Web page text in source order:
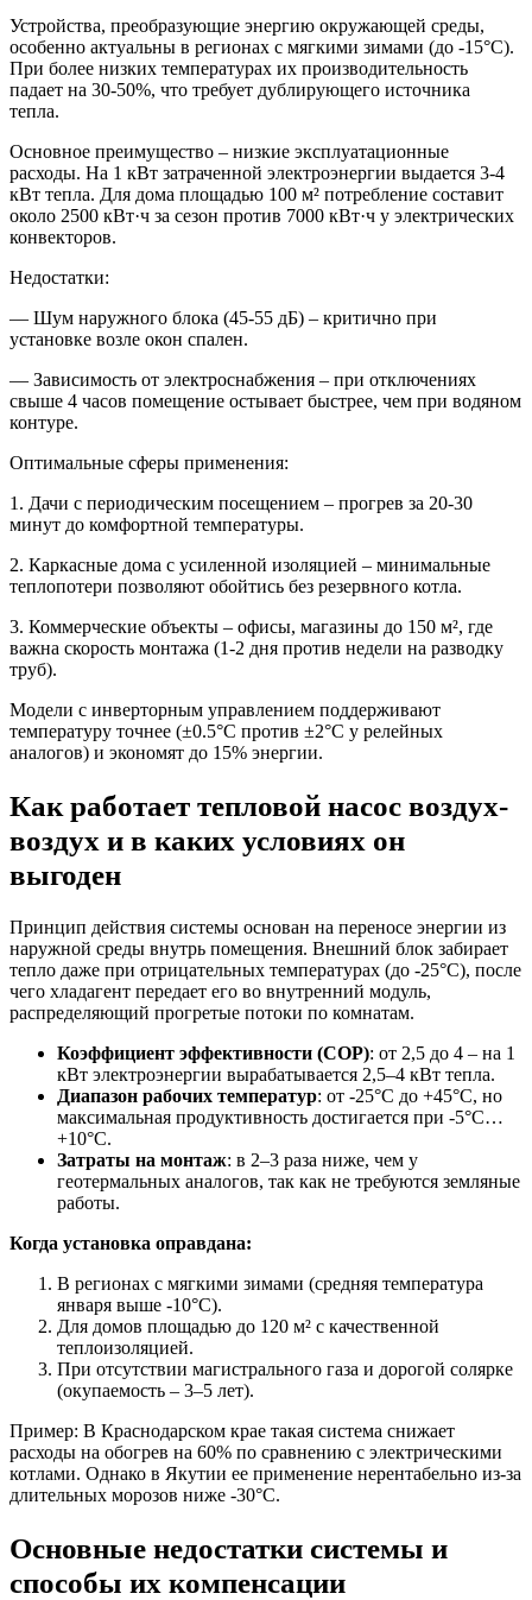
Устройства, преобразующие энергию окружающей среды,
особенно актуальны в регионах с мягкими зимами (до -15°C).
При более низких температурах их производительность
падает на 30-50%, что требует дублирующего источника
тепла.
Основное преимущество – низкие эксплуатационные
расходы. На 1 кВт затраченной электроэнергии выдается 3-4
кВт тепла. Для дома площадью 100 м² потребление составит
около 2500 кВт·ч за сезон против 7000 кВт·ч у электрических
конвекторов.
Недостатки:
— Шум наружного блока (45-55 дБ) – критично при
установке возле окон спален.
— Зависимость от электроснабжения – при отключениях
свыше 4 часов помещение остывает быстрее, чем при водяном
контуре.
Оптимальные сферы применения:
1. Дачи с периодическим посещением – прогрев за 20-30
минут до комфортной температуры.
2. Каркасные дома с усиленной изоляцией – минимальные
теплопотери позволяют обойтись без резервного котла.
3. Коммерческие объекты – офисы, магазины до 150 м², где
важна скорость монтажа (1-2 дня против недели на разводку
труб).
Модели с инверторным управлением поддерживают
температуру точнее (±0.5°C против ±2°C у релейных
аналогов) и экономят до 15% энергии.
Как работает тепловой насос воздух-
воздух и в каких условиях он
выгоден
Принцип действия системы основан на переносе энергии из
наружной среды внутрь помещения. Внешний блок забирает
тепло даже при отрицательных температурах (до -25°C), после
чего хладагент передает его во внутренний модуль,
распределяющий прогретые потоки по комнатам.
Коэффициент эффективности (COP): от 2,5 до 4 – на 1
кВт электроэнергии вырабатывается 2,5–4 кВт тепла.
Диапазон рабочих температур: от -25°C до +45°C, но
максимальная продуктивность достигается при -5°C…
+10°C.
Затраты на монтаж: в 2–3 раза ниже, чем у
геотермальных аналогов, так как не требуются земляные
работы.
Когда установка оправдана:
В регионах с мягкими зимами (средняя температура
января выше -10°C).
Для домов площадью до 120 м² с качественной
теплоизоляцией.
При отсутствии магистрального газа и дорогой солярке
(окупаемость – 3–5 лет).
Пример: В Краснодарском крае такая система снижает
расходы на обогрев на 60% по сравнению с электрическими
котлами. Однако в Якутии ее применение нерентабельно из-за
длительных морозов ниже -30°C.
Основные недостатки системы и
способы их компенсации